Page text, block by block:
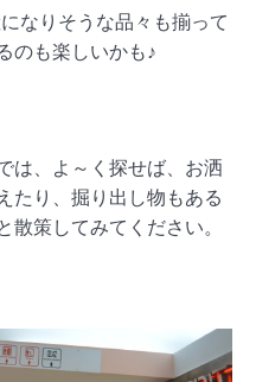
なりそうな品々も揃って
のも楽しいかも♪
は、よ～く探せば、お洒
たり、掘り出し物もある
散策してみてください。